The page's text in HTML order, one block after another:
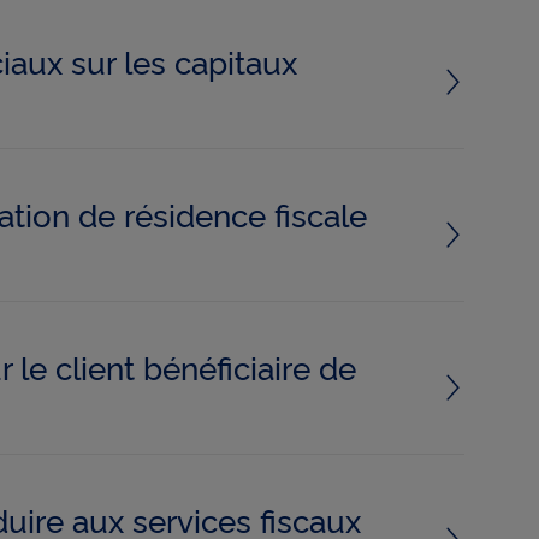
sur les capitaux
de résidence fiscale
le client bénéficiaire de
aux services fiscaux